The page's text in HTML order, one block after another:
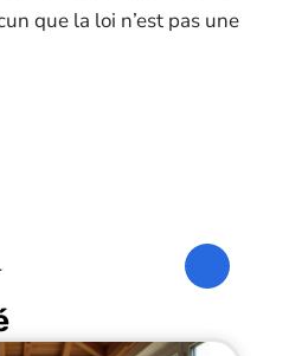
que la loi n’est pas une